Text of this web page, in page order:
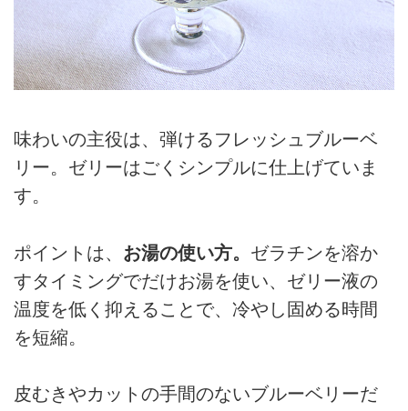
味わいの主役は、弾けるフレッシュブルーベ
リー。ゼリーはごくシンプルに仕上げていま
す。
ポイントは、 お湯の使い方。 ゼラチンを溶か
すタイミングでだけお湯を使い、ゼリー液の
温度を低く抑えることで、冷やし固める時間
を短縮。
皮むきやカットの手間のないブルーベリーだ